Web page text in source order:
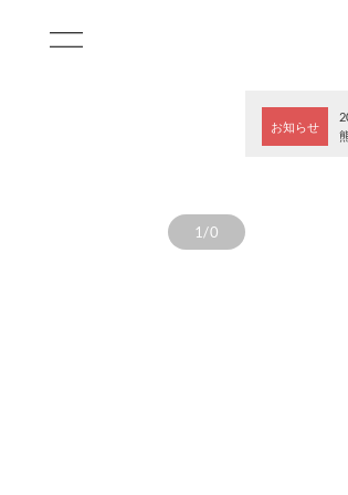
お知らせ
1/0